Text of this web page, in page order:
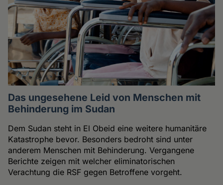
Das ungesehene Leid von Menschen mit
Behinderung im Sudan
Dem Sudan steht in El Obeid eine weitere humanitäre
Katastrophe bevor. Besonders bedroht sind unter
anderem Menschen mit Behinderung. Vergangene
Berichte zeigen mit welcher eliminatorischen
Verachtung die RSF gegen Betroffene vorgeht.